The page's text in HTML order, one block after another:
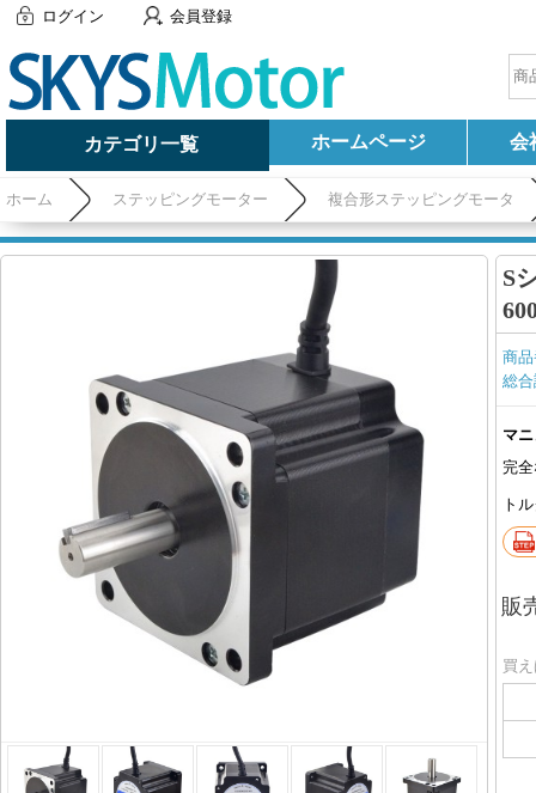
ログイン 会員登録
カテゴリ一覧 ホームページ 会
ホーム ステッピングモーター 複合形ステッピングモータ
S
商
総
マ
完
ト
販
買